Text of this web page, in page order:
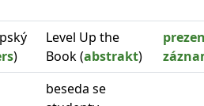
)
Level Up the
Book (abstrakt)
beseda se